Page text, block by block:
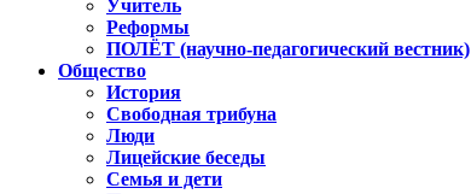
Учитель
Реформы
ПОЛЁТ (научно-педагогический вестник)
Общество
История
Свободная трибуна
Люди
Лицейские беседы
Семья и дети